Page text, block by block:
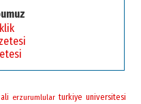
ali erzurumlular turkiye universitesi